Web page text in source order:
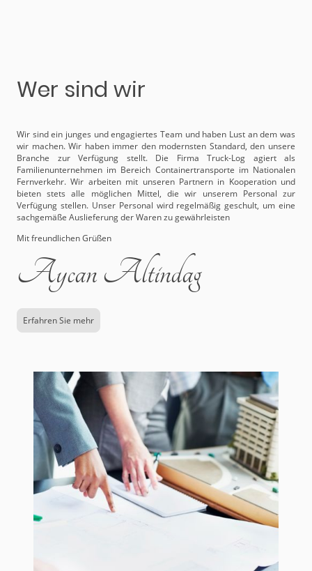
Wer sind wir
Wir sind ein junges und engagiertes Team und haben Lust an dem was
wir machen. Wir haben immer den modernsten Standard, den unsere
Branche zur Verfügung stellt. Die Firma Truck-Log agiert als
Familienunternehmen im Bereich Containertransporte im Nationalen
Fernverkehr. Wir arbeiten mit unseren Partnern in Kooperation und
bieten stets alle möglichen Mittel, die wir unserem Personal zur
Verfügung stellen. Unser Personal wird regelmäßig geschult, um eine
sachgemäße Auslieferung der Waren zu gewährleisten
Mit freundlichen Grüßen
Aycan Altindag
Erfahren Sie mehr